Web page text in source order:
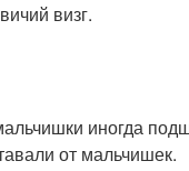
визг.
иногда
от мальчишек.